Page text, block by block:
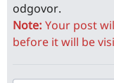
odgovor.
Note: Your post
before it will be